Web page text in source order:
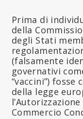
Prima di
della
degli Stati
(falsamente
governativi
“vaccini”)
della legge
Commercio